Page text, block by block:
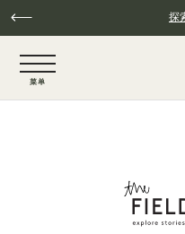
跳至主要内容 探
菜单